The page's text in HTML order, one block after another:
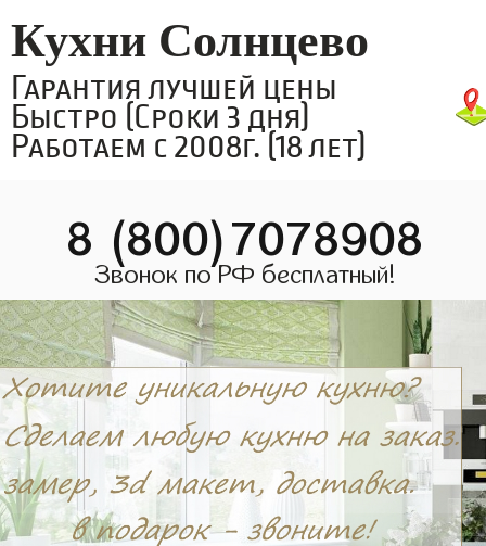
Кухни Солнцево
Гарантия лучшей цены
Быстро (Сроки 3 дня)
Работаем с 2008г. (18 лет)
8 (800)7078908
Звонок по РФ бесплатный!